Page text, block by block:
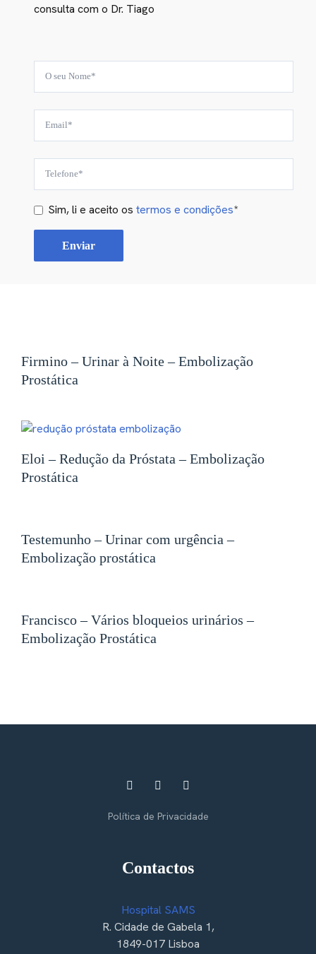
consulta com o Dr. Tiago
Sim, li e aceito os termos e condições*
Firmino – Urinar à Noite – Embolização
Prostática
Eloi – Redução da Próstata – Embolização
Prostática
Testemunho – Urinar com urgência –
Embolização prostática
Francisco – Vários bloqueios urinários –
Embolização Prostática
Política de Privacidade
Contactos
Hospital SAMS
R. Cidade de Gabela 1,
1849-017 Lisboa